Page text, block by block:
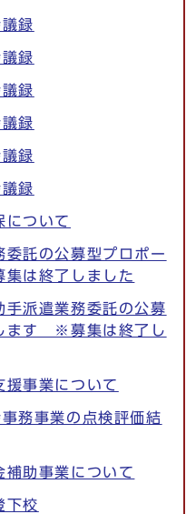
録
録
録
録
録
録
について
託の公募型プロポー
は終了しました
手派遣業務委託の公募
ます ※募集は終了し
援事業について
務事業の点検評価結
補助事業について
下校